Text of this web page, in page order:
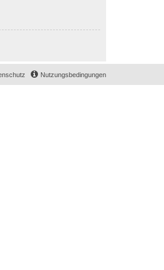
Nutzungsbedingungen